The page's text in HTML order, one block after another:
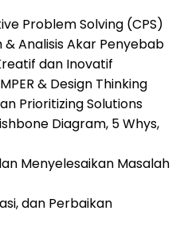
Problem Solving (CPS)
Analisis Akar Penyebab
dan Inovatif
& Design Thinking
Prioritizing Solutions
Diagram, 5 Whys,
Menyelesaikan Masalah
dan Perbaikan